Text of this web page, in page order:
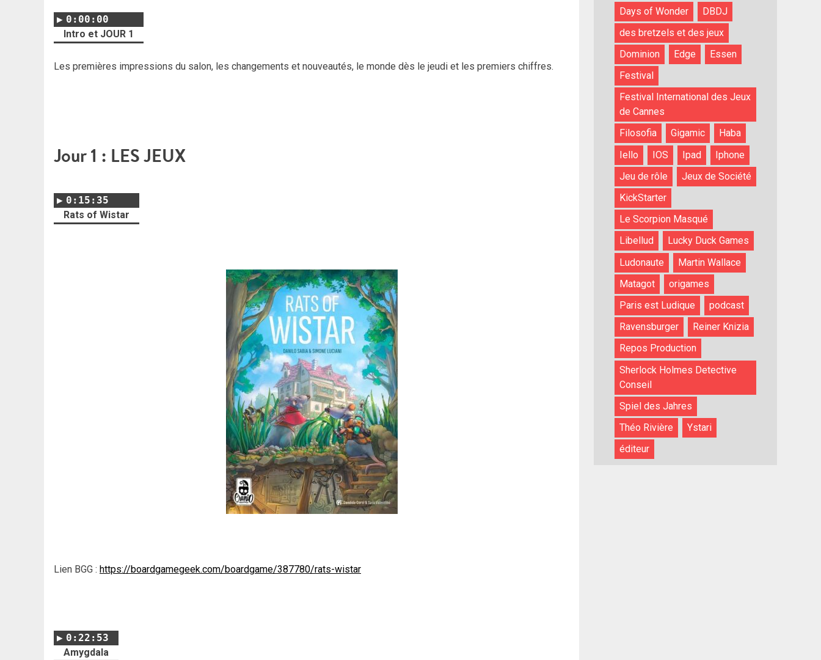
0:00:00
Intro et JOUR 1
Les premières impressions du salon, les changements et nouveautés, le monde dès le jeudi et les premiers chiffres.
Jour 1 : LES JEUX
0:15:35
Rats of Wistar
Lien BGG : https://boardgamegeek.com/boardgame/387780/rats-wistar
0:22:53
Amygdala
Days of Wonder
DBDJ
des bretzels et des jeux
Dominion
Edge
Essen
Festival
Festival International des Jeux
de Cannes
Filosofia
Gigamic
Haba
Iello
IOS Ipad
Iphone
Jeu de rôle
Jeux de Société
KickStarter
Le Scorpion Masqué
Libellud
Lucky Duck Games
Ludonaute
Martin Wallace
Matagot
origames
Paris est Ludique
podcast
Ravensburger
Reiner Knizia
Repos Production
Sherlock Holmes Detective
Conseil
Spiel des Jahres
Théo Rivière
Ystari
éditeur